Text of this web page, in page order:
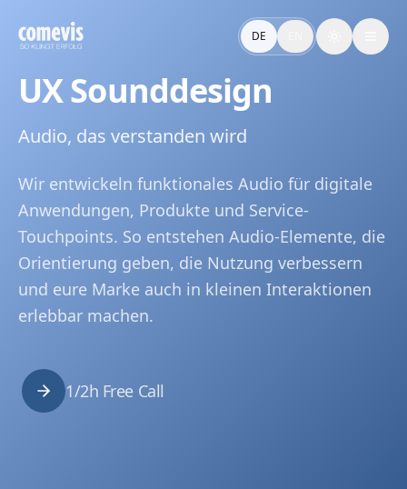
UX Sounddesign schafft funktionales Audio für Apps,
UX Sound Design: Functional Audio for Digital Products
UX sound design by comevis: functional audio for apps,
DE Toggle
UX Sounddesign
Audio, das verstanden wird
Wir entwickeln funktionales Audio für digitale
Anwendungen, Produkte und Service-
Touchpoints. So entstehen Audio-Elemente, die
Orientierung geben, die Nutzung verbessern
und eure Marke auch in kleinen Interaktionen
erlebbar machen.
1/2h Free Call